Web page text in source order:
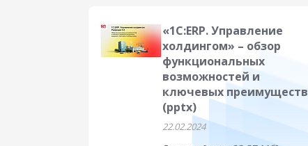
«1С:ERP. Управление
холдингом» – обзор
функциональных
возможностей и
ключевых преимуществ
(pptx)
22.02.2024